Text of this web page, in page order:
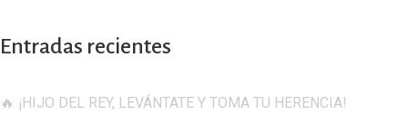
Entradas recientes
🔥 ¡HIJO DEL REY, LEVÁNTATE Y TOMA TU HERENCIA!